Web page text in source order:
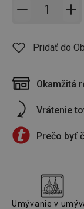
Pridať do
Okamžitá
Vrátenie
Prečo byť
Umývanie v